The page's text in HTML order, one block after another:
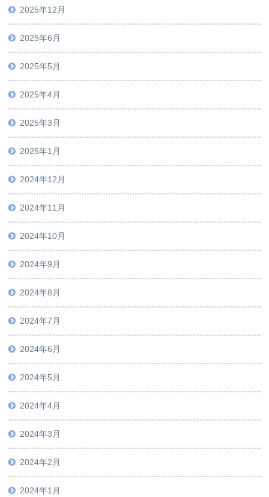
2025年12月
2025年6月
2025年5月
2025年4月
2025年3月
2025年1月
2024年12月
2024年11月
2024年10月
2024年9月
2024年8月
2024年7月
2024年6月
2024年5月
2024年4月
2024年3月
2024年2月
2024年1月